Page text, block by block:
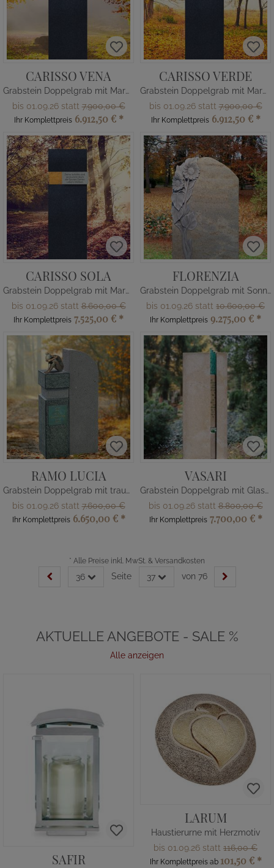
CARISSO VENA
Grabstein Doppelgrab mit Marmor Ornament
bis 01.09.26 statt7.900,00 €
Ihr Komplettpreis 6.912,50 € *
CARISSO VERDE
Grabstein Doppelgrab mit Marmor Ornament grün
bis 01.09.26 statt7.900,00 €
Ihr Komplettpreis 6.912,50 € *
CARISSO SOLA
Grabstein Doppelgrab mit Marmor Ornament orange
bis 01.09.26 statt8.600,00 €
Ihr Komplettpreis 7.525,00 € *
FLORENZIA
Grabstein Doppelgrab mit Sonnenblume
bis 01.09.26 statt 10.600,00 €
Ihr Komplettpreis 9.275,00 € *
RAMO LUCIA
Grabstein Doppelgrab mit trauernder Figur
bis 01.09.26 statt7.600,00 €
Ihr Komplettpreis 6.650,00 € *
VASARI
Grabstein Doppelgrab mit Glaseinsatz
bis 01.09.26 statt8.800,00 €
Ihr Komplettpreis 7.700,00 € *
* Alle Preise inkl. MwSt. & Versandkosten
36 Seite 37 von 76
AKTUELLE ANGEBOTE - SALE %
Alle anzeigen
SAFIR
LARUM
Haustierurne mit Herzmotiv
bis 01.09.26 statt 116,00 €
Ihr Komplettpreis ab 101,50 € *